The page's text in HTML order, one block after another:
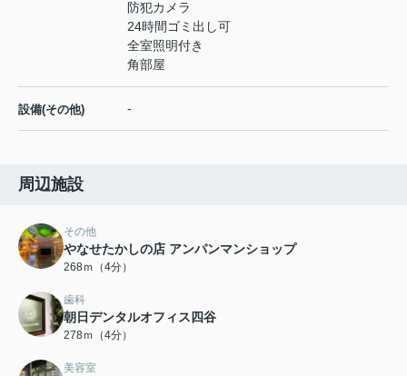
防犯カメラ
24時間ゴミ出し可
全室照明付き
角部屋
設備(その他) -
周辺施設
その他
やなせたかしの店 アンパンマンショップ
268ｍ（4分）
歯科
朝日デンタルオフィス四谷
278ｍ（4分）
美容室